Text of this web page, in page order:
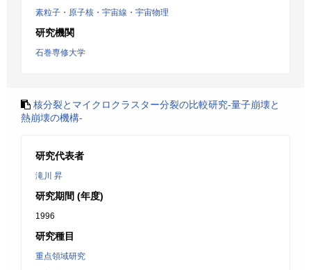
素粒子・原子核・宇宙線・宇宙物理
研究機関
石巻専修大学
核分裂とマイクロクラスター分裂の比較研究-量子崩壊と
熱崩壊の機構-
研究代表者
滝川 昇
研究期間 (年度)
1996
研究種目
重点領域研究